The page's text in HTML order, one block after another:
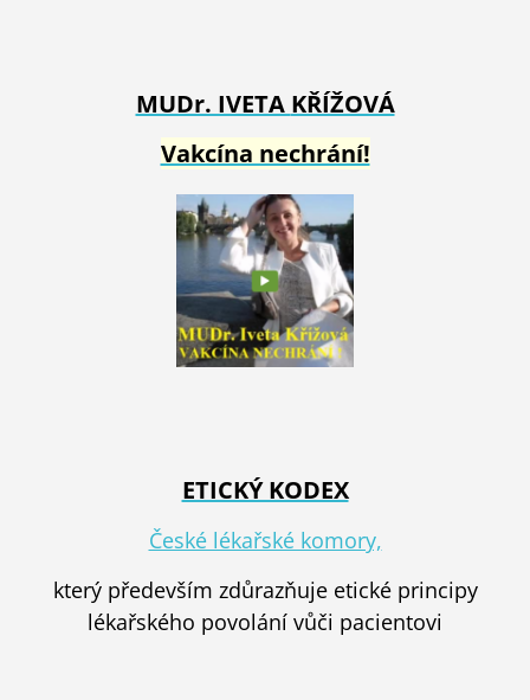
MUDr. IVETA KŘÍŽOVÁ
Vakcína nechrání!
ETICKÝ KODEX
České lékařské komory,
který především zdůrazňuje etické principy
lékařského povolání vůči pacientovi